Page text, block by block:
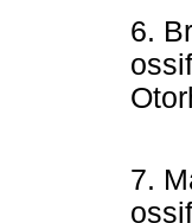
6.
7.